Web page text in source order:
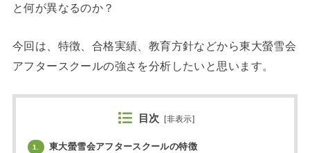
と何が異なるのか？
今回は、特徴、合格実績、教育方針などから東大螢雪会
アフタースクールの強さを分析したいと思います。
目次 [非表示]
1. 東大螢雪会アフタースクールの特徴